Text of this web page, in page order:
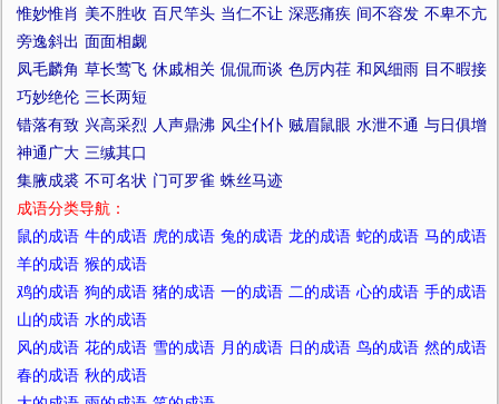
惟妙惟肖 美不胜收 百尺竿头 当仁不让 深恶痛疾 间不容发 不卑不亢
旁逸斜出 面面相觑
凤毛麟角 草长莺飞 休戚相关 侃侃而谈 色厉内荏 和风细雨 目不暇接
巧妙绝伦 三长两短
错落有致 兴高采烈 人声鼎沸 风尘仆仆 贼眉鼠眼 水泄不通 与日俱增
神通广大 三缄其口
集腋成裘 不可名状 门可罗雀 蛛丝马迹
成语分类导航：
鼠的成语 牛的成语 虎的成语 兔的成语 龙的成语 蛇的成语 马的成语
羊的成语 猴的成语
鸡的成语 狗的成语 猪的成语 一的成语 二的成语 心的成语 手的成语
山的成语 水的成语
风的成语 花的成语 雪的成语 月的成语 日的成语 鸟的成语 然的成语
春的成语 秋的成语